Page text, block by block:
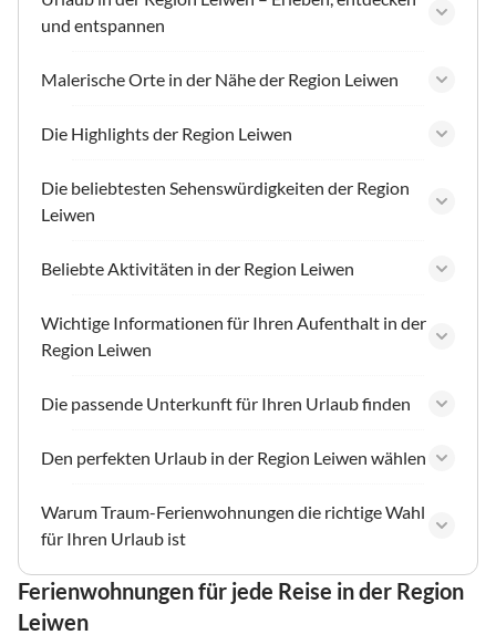
und entspannen
Malerische Orte in der Nähe der Region Leiwen
Die Highlights der Region Leiwen
Die beliebtesten Sehenswürdigkeiten der Region
Leiwen
Beliebte Aktivitäten in der Region Leiwen
Wichtige Informationen für Ihren Aufenthalt in der
Region Leiwen
Die passende Unterkunft für Ihren Urlaub finden
Den perfekten Urlaub in der Region Leiwen wählen
Warum Traum-Ferienwohnungen die richtige Wahl
für Ihren Urlaub ist
Ferienwohnungen für jede Reise in der Region
Leiwen